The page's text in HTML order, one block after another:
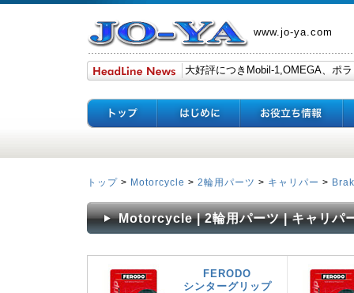
www.jo-ya.com
トップ > Motorcycle > 2輪用パーツ > キャリパー >
Motorcycle | 2輪用パーツ | キャリ
FERODO
シンターグリップ